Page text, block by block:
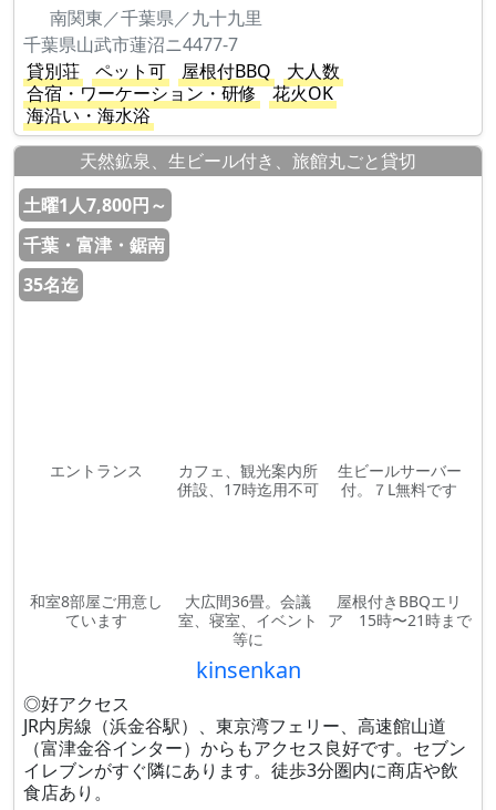
南関東／千葉県／九十九里
千葉県山武市蓮沼ニ4477-7
貸別荘
ペット可 屋根付BBQ
大人数
合宿・ワーケーション・研修
花火OK
海沿い・海水浴
天然鉱泉、生ビール付き、旅館丸ごと貸切
土曜1人7,800円～
千葉・富津・鋸南
35名迄
エントランス
カフェ、観光案内所
併設、17時迄用不可
生ビールサーバー
付。７L無料です
和室8部屋ご用意し
ています
大広間36畳。会議
室、寝室、イベント
等に
屋根付きBBQエリ
ア 15時〜21時まで
kinsenkan
◎好アクセス
JR内房線（浜金谷駅）、東京湾フェリー、高速館山道
（富津金谷インター）からもアクセス良好です。セブン
イレブンがすぐ隣にあります。徒歩3分圏内に商店や飲
食店あり。